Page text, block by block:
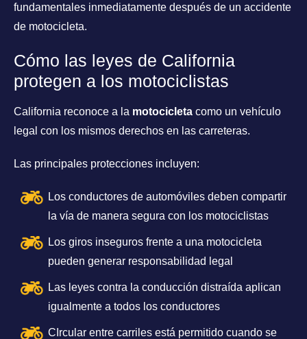
fundamentales inmediatamente después de un accidente
de motocicleta.
Cómo las leyes de California
protegen a los motociclistas
California reconoce a la motocicleta como un vehículo
legal con los mismos derechos en las carreteras.
Las principales protecciones incluyen:
Los conductores de automóviles deben compartir
la vía de manera segura con los motociclistas
Los giros inseguros frente a una motocicleta
pueden generar responsabilidad legal
Las leyes contra la conducción distraída aplican
igualmente a todos los conductores
CIrcular entre carriles está permitido cuando se